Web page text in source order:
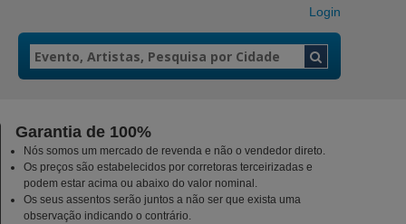
Login
Garantia de 100%
Nós somos um mercado de revenda e não o vendedor direto.
Os preços são estabelecidos por corretoras terceirizadas e
podem estar acima ou abaixo do valor nominal.
Os seus assentos serão juntos a não ser que exista uma
observação indicando o contrário.